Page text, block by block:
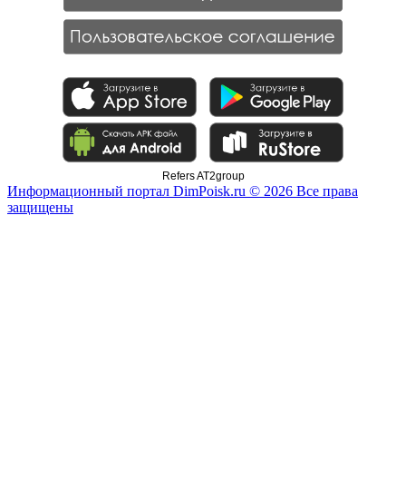
Refers AT2group
Информационный портал DimPoisk.ru © 2026 Все права
защищены